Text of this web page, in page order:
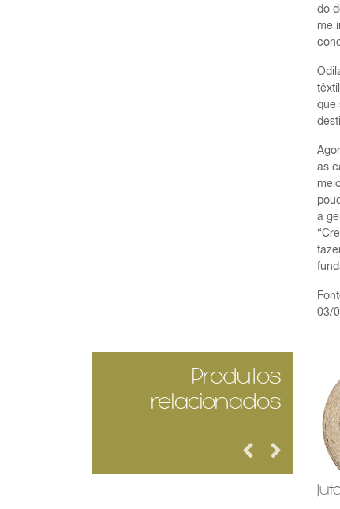
do
me
que
as
a
03/
Produtos
relacionados